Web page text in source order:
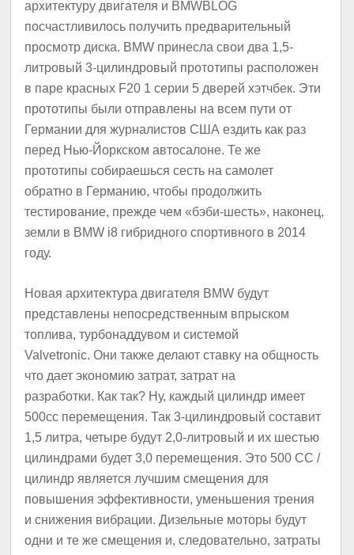
архитектуру двигателя и BMWBLOG
посчастливилось получить предварительный
просмотр диска. BMW принесла свои два 1,5-
литровый 3-цилиндровый прототипы расположен
в паре красных F20 1 серии 5 дверей хэтчбек. Эти
прототипы были отправлены на всем пути от
Германии для журналистов США ездить как раз
перед Нью-Йоркском автосалоне.Те же
прототипы собираешься сесть на самолет
обратно в Германию, чтобы продолжить
тестирование, прежде чем «бэби-шесть», наконец,
земли в BMW i8 гибридного спортивного в 2014
году.
Новая архитектура двигателя BMW будут
представлены непосредственным впрыском
топлива, турбонаддувом и системой
Valvetronic.Они также делают ставку на общность
что дает экономию затрат, затрат на
разработки. Как так? Ну, каждый цилиндр имеет
500cc перемещения.Так 3-цилиндровый составит
1,5 литра, четыре будут 2,0-литровый и их шестью
цилиндрами будет 3,0 перемещения. Это 500 CC /
цилиндр является лучшим смещения для
повышения эффективности, уменьшения трения
и снижения вибрации.Дизельные моторы будут
одни и те же смещения и, следовательно, затраты